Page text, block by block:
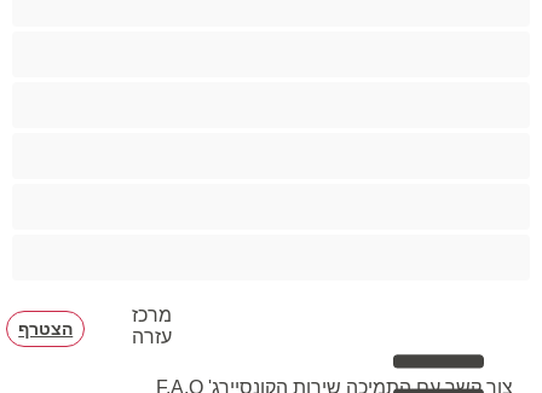
מרכז
עזרה
הצטרף
צור קשר עם התמיכה שירות הקונסיירג' F.A.Q